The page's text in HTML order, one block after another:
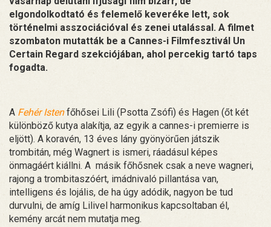
elgondolkodtató és felemelő keveréke lett, sok
történelmi asszociációval és zenei utalással. A filmet
szombaton mutatták be a Cannes-i Filmfesztivál Un
Certain Regard szekciójában, ahol percekig tartó taps
fogadta.
A Fehér Istenfőhősei Lili (Psotta Zsófi) és Hagen (őt két
különböző kutya alakítja, az egyik a cannes-i premierre is
eljött). A koravén, 13 éves lány gyönyörűen játszik
trombitán, még Wagnert is ismeri, ráadásul képes
önmagáért kiállni. A másik főhősnek csak a neve wagneri,
rajong a trombitaszóért, imádnivaló pillantása van,
intelligens és lojális, de ha úgy adódik, nagyon be tud
durvulni, de amíg Lilivel harmonikus kapcsoltaban él,
kemény arcát nem mutatja meg.